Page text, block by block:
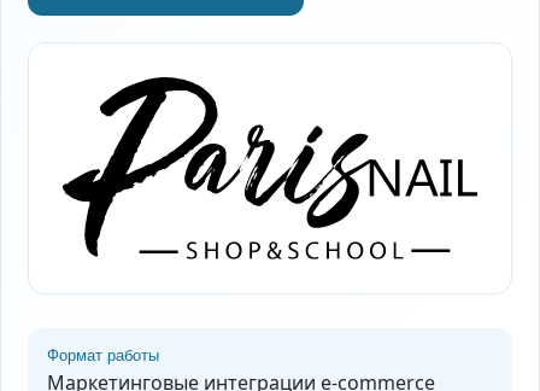
Формат работы
Маркетинговые интеграции e-commerce